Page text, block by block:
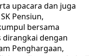
upacara dan juga
Pensiun,
bersama
dirangkai dengan
Penghargaan,